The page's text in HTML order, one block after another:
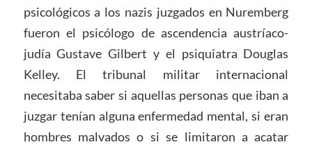
psicológicos a los nazis juzgados en Nuremberg
fueron el psicólogo de ascendencia austríaco-
judía Gustave Gilbert y el psiquiatra Douglas
Kelley. El tribunal militar internacional
necesitaba saber si aquellas personas que iban a
juzgar tenían alguna enfermedad mental, si eran
hombres malvados o si se limitaron a acatar